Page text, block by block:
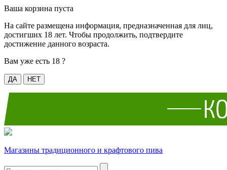
Ваша корзина пуста
На сайте размещена информация, предназначенная для лиц,
достигших 18 лет. Чтобы продолжить, подтвердите
достижение данного возраста.
Вам уже есть 18 ?
ДА НЕТ
Магазины традиционного и крафтового пива